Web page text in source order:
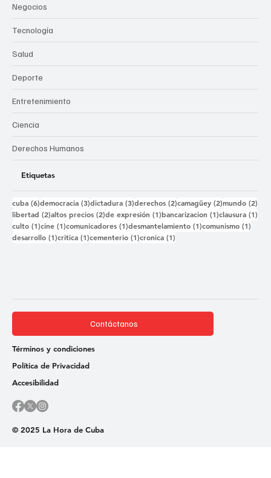
Negocios
Tecnología
Salud
Deporte
Entretenimiento
Ciencia
Derechos Humanos
Etiquetas
cuba (6)6 entradas
democracia (3)3 entradas
dictadura (3)3 entradas
derechos (2)2 entradas
camagüey (2)2 entradas
mundo (2)
libertad (2)2 entradas
altos precios (2)2 entradas
de expresión (1)1 entrada
bancarizacion (1)1 entrada
clausura (1)
culto (1)1 entrada
cine (1)1 entrada
comunicadores (1)1 entrada
desmantelamiento (1)1 entrada
comunismo (1)
desarrollo (1)1 entrada
critica (1)1 entrada
cementerio (1)1 entrada
cronica (1)
© 2025 La Hora de Cuba
Contáctanos
Términos y condiciones
Política de Privacidad
Accesibilidad